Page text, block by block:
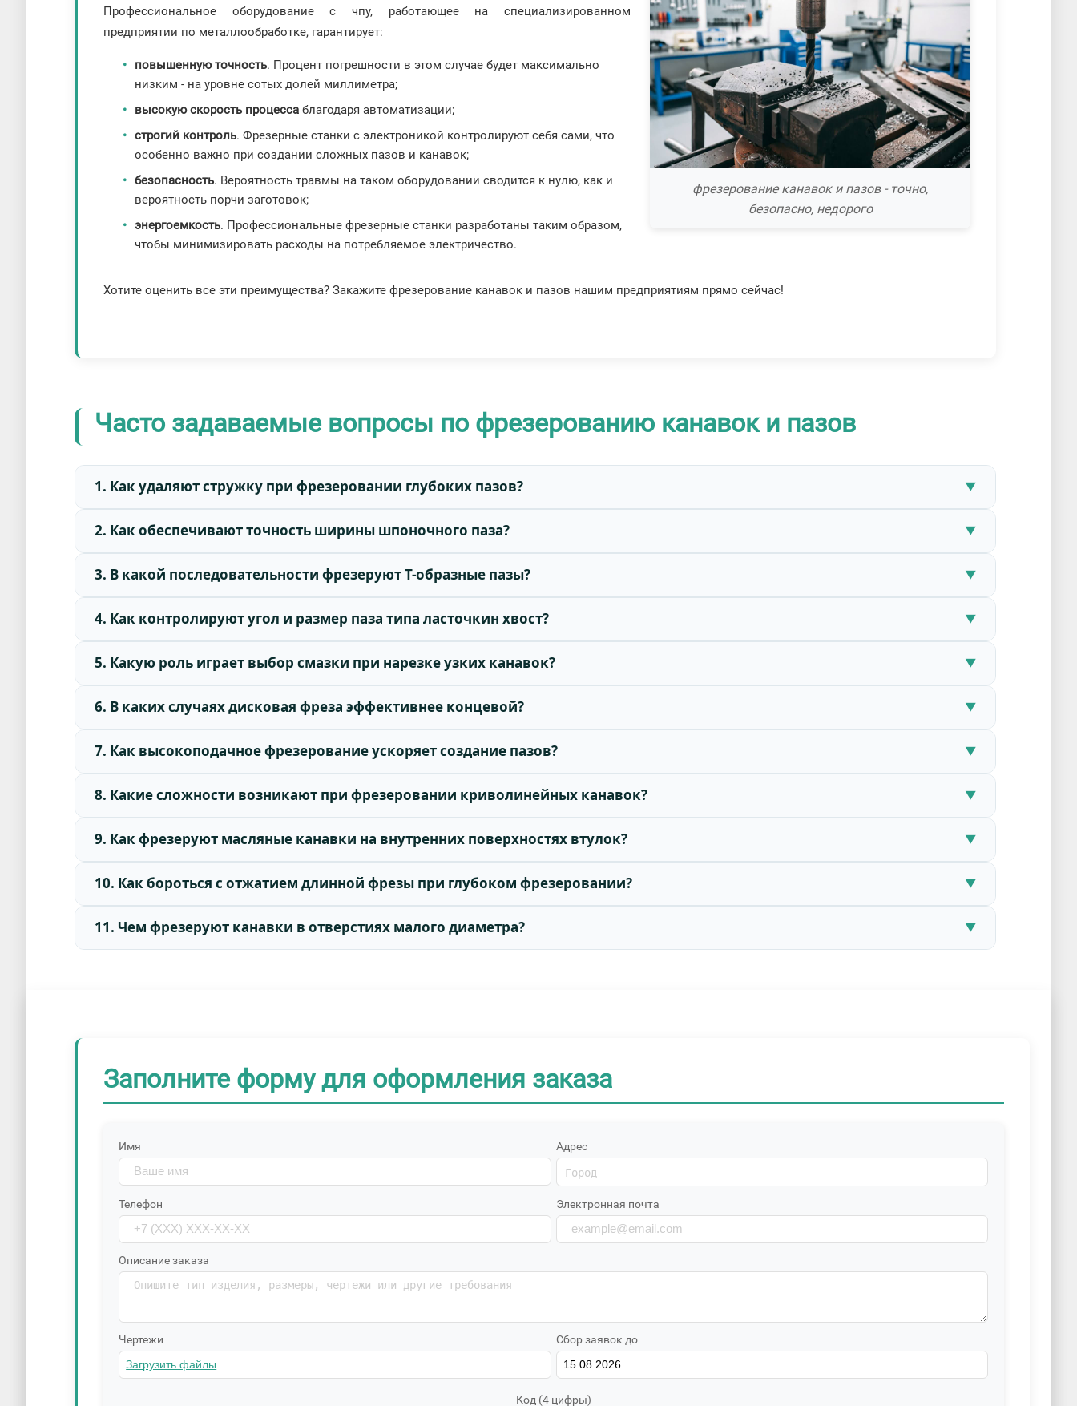
фрезерование канавок и пазов - точно,
безопасно, недорого
Профессиональное оборудование с чпу, работающее на специализированном
предприятии по металлообработке, гарантирует:
повышенную точность. Процент погрешности в этом случае будет максимально
низким - на уровне сотых долей миллиметра;
высокую скорость процесса благодаря автоматизации;
строгий контроль. Фрезерные станки с электроникой контролируют себя сами, что
особенно важно при создании сложных пазов и канавок;
безопасность. Вероятность травмы на таком оборудовании сводится к нулю, как и
вероятность порчи заготовок;
энергоемкость. Профессиональные фрезерные станки разработаны таким образом,
чтобы минимизировать расходы на потребляемое электричество.
Хотите оценить все эти преимущества? Закажите фрезерование канавок и пазов нашим предприятиям прямо сейчас!
Часто задаваемые вопросы по фрезерованию канавок и пазов
1. Как удаляют стружку при фрезеровании глубоких пазов?
2. Как обеспечивают точность ширины шпоночного паза?
3. В какой последовательности фрезеруют Т-образные пазы?
4. Как контролируют угол и размер паза типа ласточкин хвост?
5. Какую роль играет выбор смазки при нарезке узких канавок?
6. В каких случаях дисковая фреза эффективнее концевой?
7. Как высокоподачное фрезерование ускоряет создание пазов?
8. Какие сложности возникают при фрезеровании криволинейных канавок?
9. Как фрезеруют масляные канавки на внутренних поверхностях втулок?
10. Как бороться с отжатием длинной фрезы при глубоком фрезеровании?
11. Чем фрезеруют канавки в отверстиях малого диаметра?
Заполните форму для оформления заказа
Имя Адрес
Телефон Электронная почта
Описание заказа
Чертежи Сбор заявок до
Код (4 цифры)